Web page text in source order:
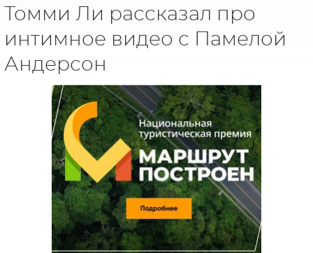
УЖАСЫ
ТРИЛЛЕРЫ
ДЕТЕКТИВЫ
КРИМИНАЛ
ФАНТАСТИКА
МЕЛОДРАМЫ
РОССИЯ
ИТАЛИЯ
УКРАИНА
ИСПАНИЯ
ФРАНЦИЯ
ГЕРМАНИЯ
НА ВЫХОДНЫЕ
НОВОСТИ
ИНТЕРЕСНО
НОВОСТИ ТУРЕЦКИХ СЕРИАЛОВ
АЗИАТСКИЕ СЕРИАЛЫ
ИНТЕРВЬЮ
СВЕТСКИЕ НОВОСТИ
СПОЙЛЕРЫ ИЗ СЕРИАЛОВ
Томми Ли рассказал про
интимное видео с Памелой
Андерсон